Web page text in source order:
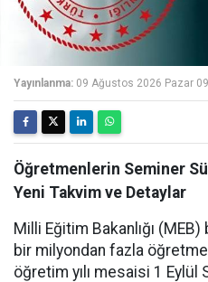
Yayınlanma: 09 Ağustos 2026 Pazar
Öğretmenlerin Seminer
Yeni Takvim ve Detaylar
Milli Eğitim Bakanlığı
bir milyondan fazla
öğretim yılı mesaisi 1 Eylül